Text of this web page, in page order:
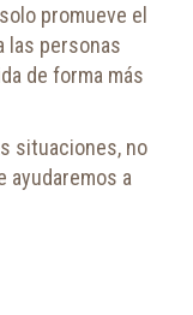
promueve el
las personas
de forma más
situaciones, no
a